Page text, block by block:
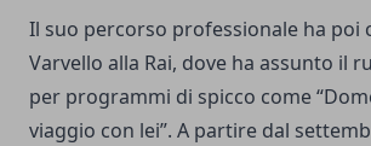
Il suo percorso professionale ha poi
Varvello alla Rai, dove ha assunto il
per programmi di spicco come
viaggio con lei”. A partire dal